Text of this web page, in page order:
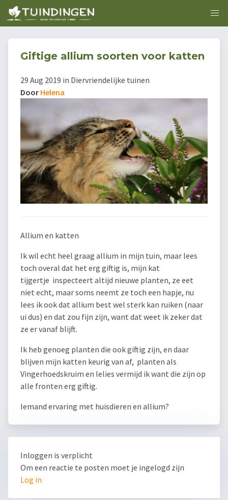
Giftige allium soorten voor katten
29 Aug 2019 in Diervriendelijke tuinen
Door Helena
Allium en katten
Ik wil echt heel graag allium in mijn tuin, maar lees
toch overal dat het erg giftig is, mijn kat
tijgertje inspecteert altijd nieuwe planten, ze eet
niet echt, maar soms neemt ze toch een hapje, nu
lees ik ook dat allium best wel sterk kan ruiken (naar
ui dus) en dat zou fijn zijn, want dat weet ik zeker dat
ze er vanaf blijft.
Ik heb genoeg planten die ook giftig zijn, en daar
blijven mijn katten keurig van af, planten als
Vingerhoedskruim en lelies vermijd ik want die zijn op
alle fronten erg giftig.
Iemand ervaring met huisdieren en allium?
Inloggen is verplicht
Om een reactie te posten moet je ingelogd zijn
Log in